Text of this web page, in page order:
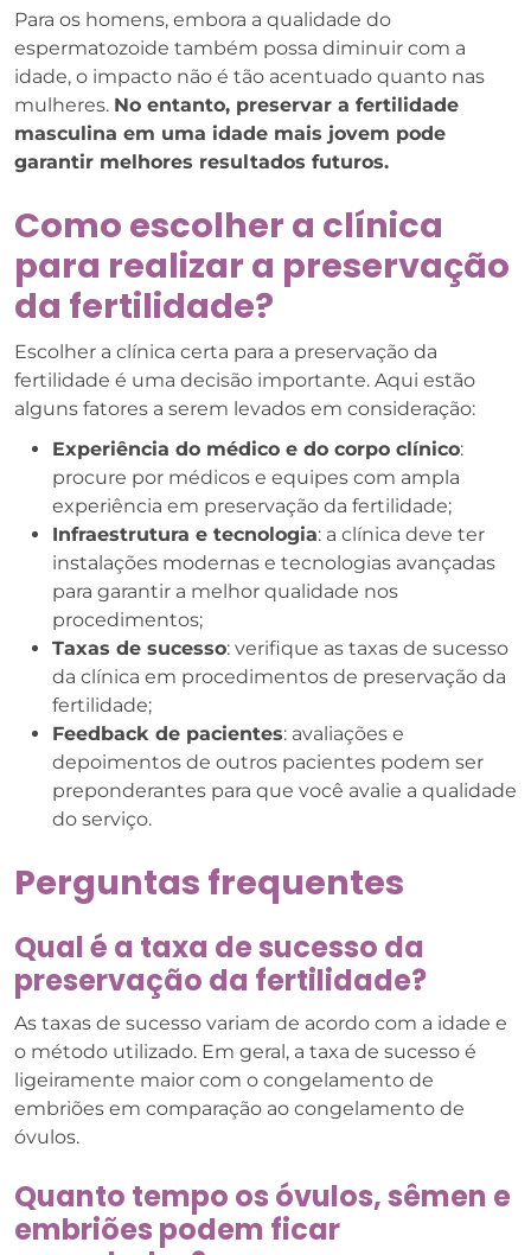
Para os homens, embora a qualidade do
espermatozoide também possa diminuir com a
idade, o impacto não é tão acentuado quanto nas
mulheres. No entanto, preservar a fertilidade
masculina em uma idade mais jovem pode
garantir melhores resultados futuros.
Como escolher a clínica
para realizar a preservação
da fertilidade?
Escolher a clínica certa para a preservação da
fertilidade é uma decisão importante. Aqui estão
alguns fatores a serem levados em consideração:
Experiência do médico e do corpo clínico:
procure por médicos e equipes com ampla
experiência em preservação da fertilidade;
Infraestrutura e tecnologia: a clínica deve ter
instalações modernas e tecnologias avançadas
para garantir a melhor qualidade nos
procedimentos;
Taxas de sucesso: verifique as taxas de sucesso
da clínica em procedimentos de preservação da
fertilidade;
Feedback de pacientes: avaliações e
depoimentos de outros pacientes podem ser
preponderantes para que você avalie a qualidade
do serviço.
Perguntas frequentes
Qual é a taxa de sucesso da
preservação da fertilidade?
As taxas de sucesso variam de acordo com a idade e
o método utilizado. Em geral, a taxa de sucesso é
ligeiramente maior com o congelamento de
embriões em comparação ao congelamento de
óvulos.
Quanto tempo os óvulos, sêmen e
embriões podem ficar